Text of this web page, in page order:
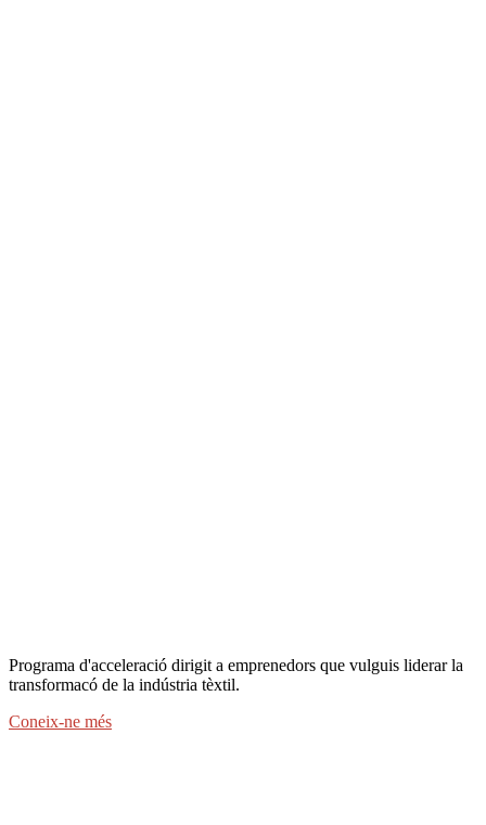
Programa d'acceleració dirigit a emprenedors que vulguis liderar la
transformacó de la indústria tèxtil.
Coneix-ne més